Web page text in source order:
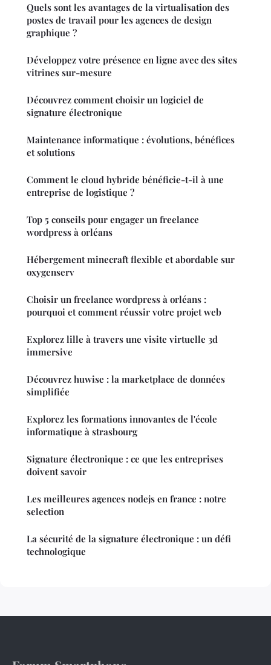
Quels sont les avantages de la virtualisation des
postes de travail pour les agences de design
graphique ?
Développez votre présence en ligne avec des sites
vitrines sur-mesure
Découvrez comment choisir un logiciel de
signature électronique
Maintenance informatique : évolutions, bénéfices
et solutions
Comment le cloud hybride bénéficie-t-il à une
entreprise de logistique ?
Top 5 conseils pour engager un freelance
wordpress à orléans
Hébergement minecraft flexible et abordable sur
oxygenserv
Choisir un freelance wordpress à orléans :
pourquoi et comment réussir votre projet web
Explorez lille à travers une visite virtuelle 3d
immersive
Découvrez huwise : la marketplace de données
simplifiée
Explorez les formations innovantes de l'école
informatique à strasbourg
Signature électronique : ce que les entreprises
doivent savoir
Les meilleures agences nodejs en france : notre
selection
La sécurité de la signature électronique : un défi
technologique